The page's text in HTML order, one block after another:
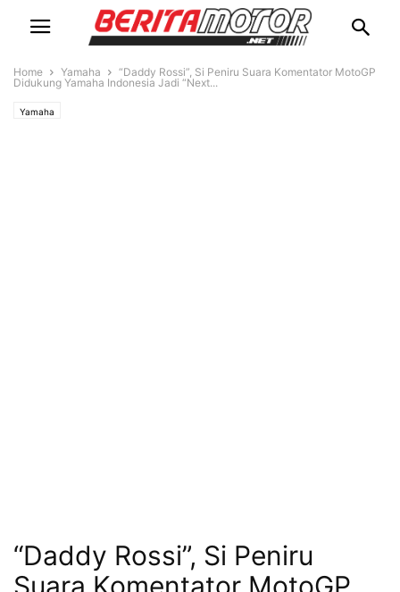
Home Yamaha
“Daddy Rossi”, Si Peniru Suara Komentator MotoGP
Didukung Yamaha Indonesia Jadi “Next...
Yamaha
“Daddy Rossi”, Si Peniru